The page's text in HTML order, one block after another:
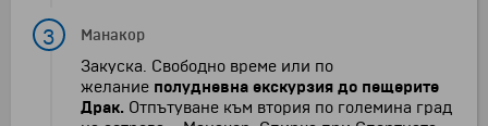
3 Манакор
Закуска. Свободно време или по
желание полудневна екскурзия до пещерите
Драк. Отпътуване към втория по големина град